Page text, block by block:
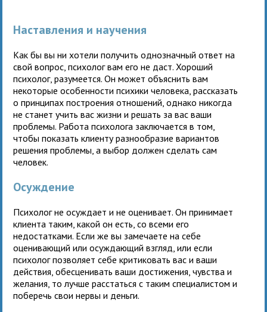
Наставления и научения
Как бы вы ни хотели получить однозначный ответ на
свой вопрос, психолог вам его не даст. Хороший
психолог, разумеется. Он может объяснить вам
некоторые особенности психики человека, рассказать
о принципах построения отношений, однако никогда
не станет учить вас жизни и решать за вас ваши
проблемы. Работа психолога заключается в том,
чтобы показать клиенту разнообразие вариантов
решения проблемы, а выбор должен сделать сам
человек.
Осуждение
Психолог не осуждает и не оценивает. Он принимает
клиента таким, какой он есть, со всеми его
недостатками. Если же вы замечаете на себе
оценивающий или осуждающий взгляд, или если
психолог позволяет себе критиковать вас и ваши
действия, обесценивать ваши достижения, чувства и
желания, то лучше расстаться с таким специалистом и
поберечь свои нервы и деньги.